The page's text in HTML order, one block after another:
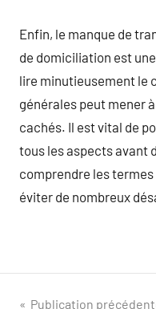
Enfin, le manque de
de domiciliation est
lire minutieusement le
générales peut mener
cachés. Il est vital de
tous les aspects avant
comprendre les
éviter de nombreux
Publication